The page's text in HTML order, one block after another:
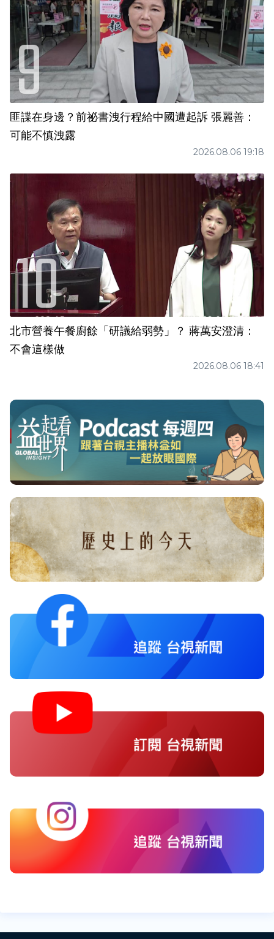
匪諜在身邊？前祕書洩行程給中國遭起訴 張麗善：
可能不慎洩露
2026.08.06 19:18
北市營養午餐廚餘「研議給弱勢」？ 蔣萬安澄清：
不會這樣做
2026.08.06 18:41